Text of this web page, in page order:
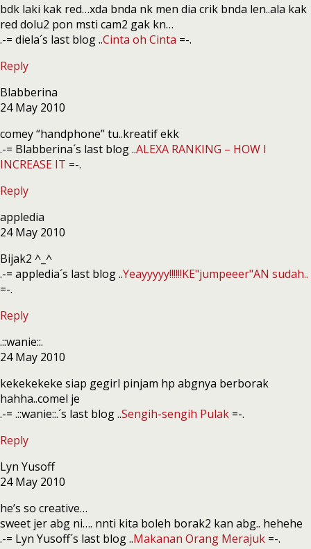
bdk laki kak red…xda bnda nk men dia crik bnda len..ala kak
red dolu2 pon msti cam2 gak kn…
.-= diela´s last blog ..Cinta oh Cinta =-.
Reply
Blabberina
24 May 2010
comey “handphone” tu..kreatif ekk
.-= Blabberina´s last blog ..ALEXA RANKING – HOW I
INCREASE IT =-.
Reply
appledia
24 May 2010
Bijak2 ^_^
.-= appledia´s last blog ..Yeayyyyy!!!!!!KE"jumpeeer"AN sudah..
=-.
Reply
.::wanie::.
24 May 2010
kekekekeke siap gegirl pinjam hp abgnya berborak
hahha..comel je
.-= .::wanie::.´s last blog ..Sengih-sengih Pulak =-.
Reply
Lyn Yusoff
24 May 2010
he’s so creative…
sweet jer abg ni…. nnti kita boleh borak2 kan abg.. hehehe
.-= Lyn Yusoff´s last blog ..Makanan Orang Merajuk =-.